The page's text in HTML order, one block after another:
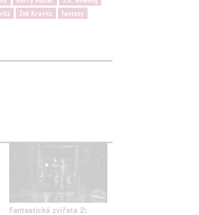
Zoë Kravitz
fantasy
Fantastická zvířata 2: